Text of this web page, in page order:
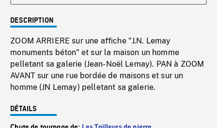
DESCRIPTION
ZOOM ARRIERE sur une affiche "J.N. Lemay
monuments béton" et sur la maison un homme
pelletant sa galerie (Jean-Noël Lemay). PAN à ZOOM
AVANT sur une rue bordée de maisons et sur un
homme (JN Lemay) pelletant sa galerie.
DÉTAILS